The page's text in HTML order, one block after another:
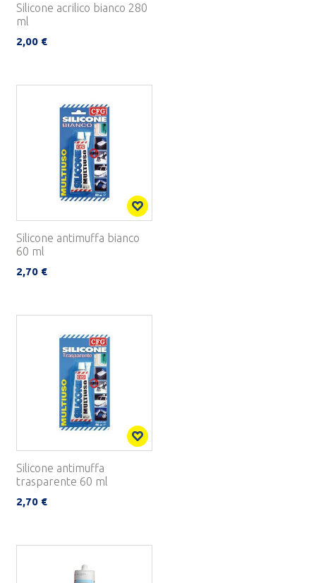
Silicone acrilico bianco 280
ml
2,00 €
Silicone antimuffa bianco
60 ml
2,70 €
Silicone antimuffa
trasparente 60 ml
2,70 €